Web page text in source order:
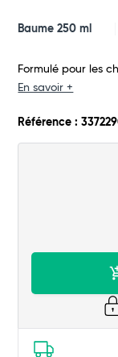
Total
Baume 250 ml
Formulé pour les
En savoir +
Référence :